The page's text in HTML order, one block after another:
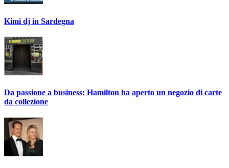
Kimi dj in Sardegna
Da passione a business: Hamilton ha aperto un negozio di carte
da collezione